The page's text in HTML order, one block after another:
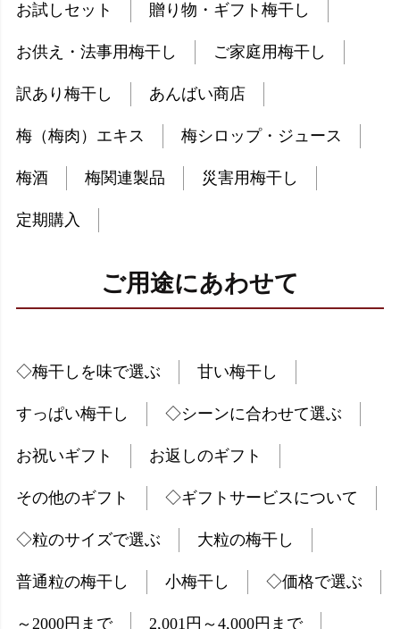
お試しセット 贈り物・ギフト梅干し
お供え・法事用梅干し ご家庭用梅干し
訳あり梅干し あんばい商店
梅（梅肉）エキス 梅シロップ・ジュース
梅酒 梅関連製品 災害用梅干し
定期購入
ご用途にあわせて
◇梅干しを味で選ぶ 甘い梅干し
すっぱい梅干し ◇シーンに合わせて選ぶ
お祝いギフト お返しのギフト
その他のギフト ◇ギフトサービスについて
◇粒のサイズで選ぶ 大粒の梅干し
普通粒の梅干し 小梅干し ◇価格で選ぶ
～2000円まで 2,001円～4,000円まで